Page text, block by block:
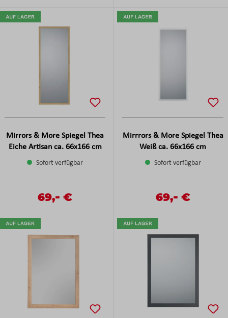
Mirrors & More Spiegel Thea
Eiche Artisan ca. 66x166 cm
Sofort verfügbar
Regulärer Preis:
Verkaufspreis:
69,- €
Mirrrors & More Spiegel Thea
Weiß ca. 66x166 cm
Sofort verfügbar
Regulärer Preis:
Verkaufspreis:
69,- €